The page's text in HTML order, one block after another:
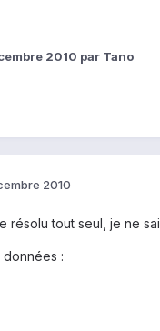
2010 par Tano
2010
résolu tout seul, je ne
données :